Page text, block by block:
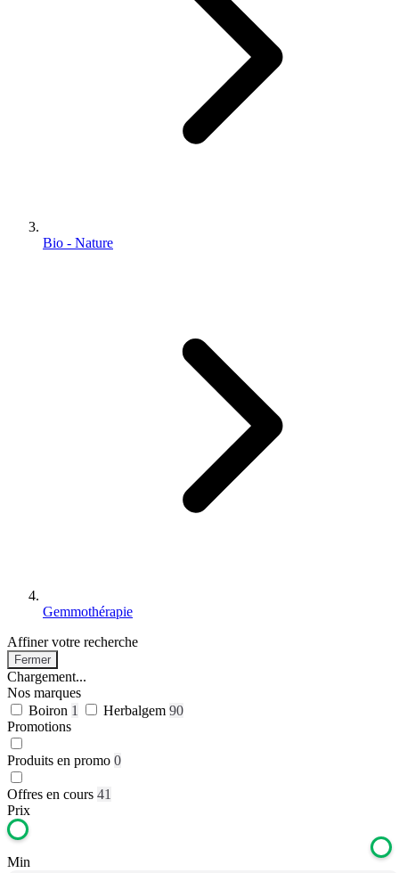
Bio - Nature
Gemmothérapie
Affiner votre recherche
Fermer
Chargement...
Nos marques
Boiron 1 Herbalgem 90
Promotions
Produits en promo 0
Offres en cours 41
Prix
Min